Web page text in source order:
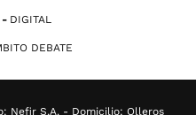
DIGITAL
DEBATE
Nefir S.A. - Domicilio: Olleros